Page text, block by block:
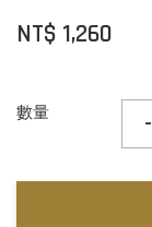
NT$ 1,260
數量 -